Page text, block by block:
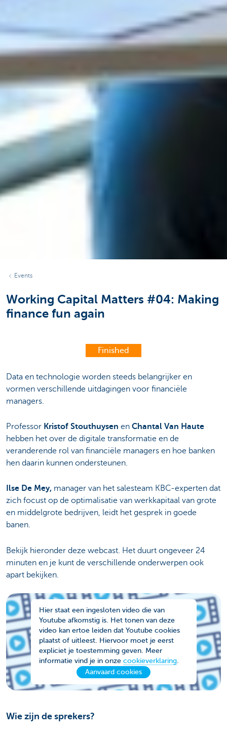
Events
Working Capital Matters #04: Making
finance fun again
Finished
Data en technologie worden steeds belangrijker en
vormen verschillende uitdagingen voor financiële
managers.
Professor Kristof Stouthuysen en Chantal Van Haute
hebben het over de digitale transformatie en de
veranderende rol van financiële managers en hoe banken
hen daarin kunnen ondersteunen.
Ilse De Mey, manager van het salesteam KBC-experten dat
zich focust op de optimalisatie van werkkapitaal van grote
en middelgrote bedrijven, leidt het gesprek in goede
banen.
Bekijk hieronder deze webcast. Het duurt ongeveer 24
minuten en je kunt de verschillende onderwerpen ook
apart bekijken.
Hier staat een ingesloten video die van
Youtube afkomstig is. Het tonen van deze
video kan ertoe leiden dat Youtube cookies
plaatst of uitleest. Hiervoor moet je eerst
expliciet je toestemming geven. Meer
informatie vind je in onze cookieverklaring.
Aanvaard cookies
Wie zijn de sprekers?